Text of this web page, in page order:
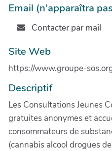
Email (n’apparaîtra
Contacter par mail
Site Web
https://www.groupe-
Descriptif
Les Consultations Jeunes
gratuites anonymes et
consommateurs de
(cannabis alcool drogues